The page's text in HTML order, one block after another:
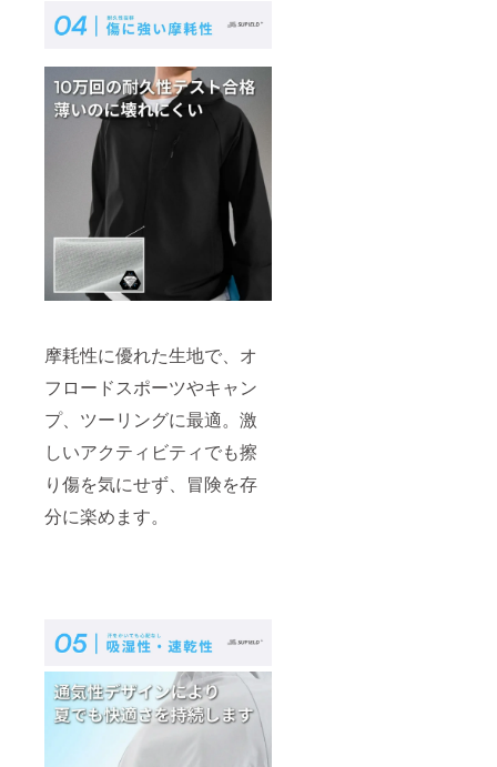
摩耗性に優れた生地で、オ
フロードスポーツやキャン
プ、ツーリングに最適。激
しいアクティビティでも擦
り傷を気にせず、冒険を存
分に楽めます。